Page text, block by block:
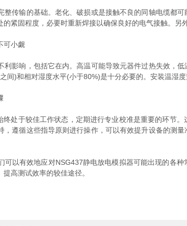
输的基础。老化、破损或是接触不良的同轴电缆都
紧固程度，必要时重新焊接以确保良好的电气接触。另
可小觑
响，包括它在内。高温可能导致元器件过热失效，
)和相对湿度水平(小于80%)是十分必要的。安装温湿
于较佳工作状态，定期进行专业校准是重要的环节。
，遵循这些指导原则进行操作，可以有效提升设备的测
有效地应对NSG437静电放电模拟器可能出现的各
高测试效率的较佳途径。